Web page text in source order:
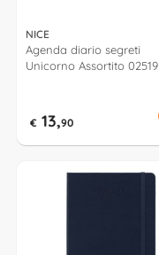
NICE
Agenda diario segreti
Unicorno Assortito 02519
€ 13,90